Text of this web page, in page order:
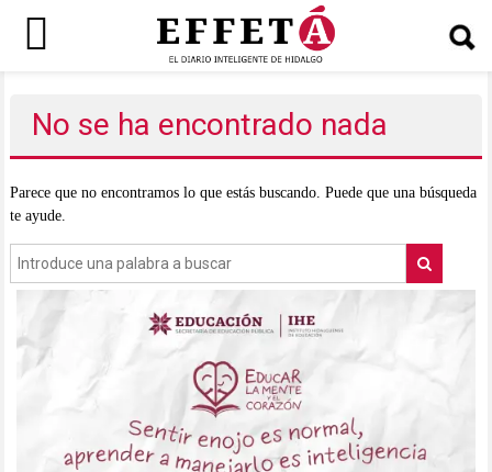
contenido
No se ha encontrado nada
Parece que no encontramos lo que estás buscando. Puede que una búsqueda
te ayude.